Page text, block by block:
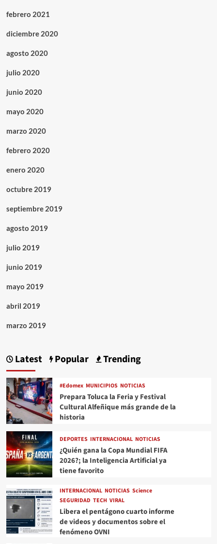
febrero 2021
diciembre 2020
agosto 2020
julio 2020
junio 2020
mayo 2020
marzo 2020
febrero 2020
enero 2020
octubre 2019
septiembre 2019
agosto 2019
julio 2019
junio 2019
mayo 2019
abril 2019
marzo 2019
Latest Popular Trending
#Edomex MUNICIPIOS NOTICIAS
Prepara Toluca la Feria y Festival
Cultural Alfeñique más grande de la
historia
DEPORTES INTERNACIONAL NOTICIAS
¿Quién gana la Copa Mundial FIFA
2026?; la Inteligencia Artificial ya
tiene favorito
INTERNACIONAL NOTICIAS Science
SEGURIDAD TECH VIRAL
Libera el pentágono cuarto informe
de videos y documentos sobre el
fenómeno OVNI